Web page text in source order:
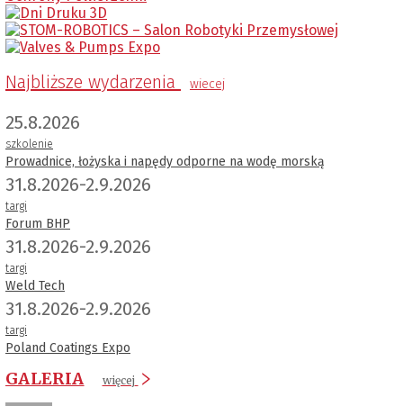
Najbliższe wydarzenia wiecej
25.8.2026
szkolenie
Prowadnice, łożyska i napędy odporne na wodę morską
31.8.2026-2.9.2026
targi
Forum BHP
31.8.2026-2.9.2026
targi
Weld Tech
31.8.2026-2.9.2026
targi
Poland Coatings Expo
GALERIA więcej